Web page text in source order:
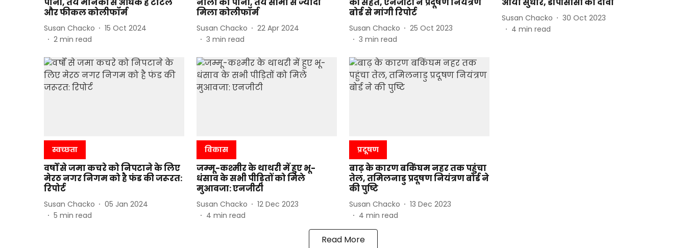
पानी, तय मानकों से अधिक है टोटल
और फीकल कोलीफॉर्म
Susan Chacko
15 Oct 2024
2 min read
नाला का पानी, तय सीमा से ज्यादा
मिला कोलीफॉर्म
Susan Chacko
22 Apr 2024
3 min read
की सेहत, एनजीटी ने प्रदूषण नियंत्रण
बोर्ड से मांगी रिपोर्ट
Susan Chacko
25 Oct 2023
3 min read
आया सुधार, डीपीसीसी का दावा
Susan Chacko
30 Oct 2023
4 min read
स्वच्छता
वर्षों से जमा कचरे को निपटाने के लिए
मेरठ नगर निगम को है फंड की जरूरत:
रिपोर्ट
Susan Chacko
05 Jan 2024
5 min read
विकास
जम्मू-कश्मीर के थाथरी में हुए भू-
धंसाव के सभी पीड़ितों को मिले
मुआवजा: एनजीटी
Susan Chacko
12 Dec 2023
4 min read
प्रदूषण
बाढ़ के कारण बकिंघम नहर तक पहुंचा
तेल, तमिलनाडु प्रदूषण नियंत्रण बोर्ड ने
की पुष्टि
Susan Chacko
13 Dec 2023
4 min read
Read More